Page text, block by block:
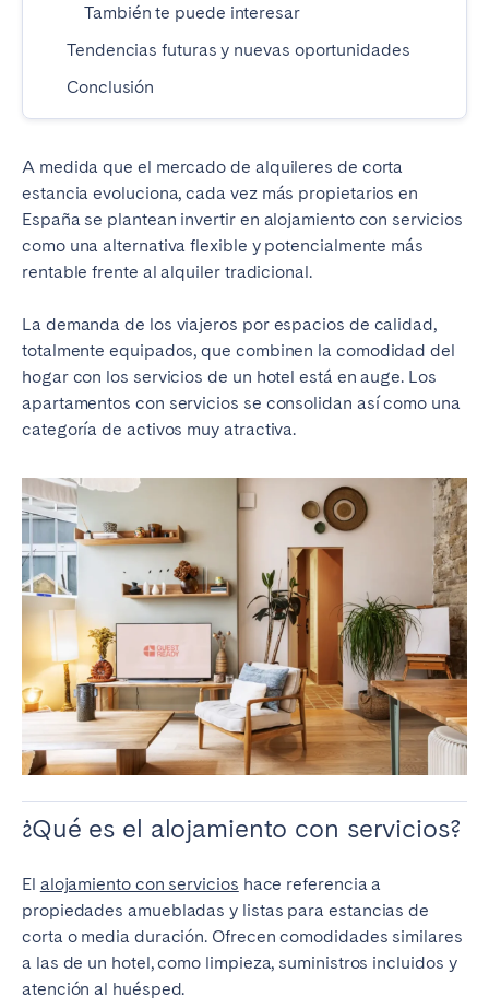
También te puede interesar
Tendencias futuras y nuevas oportunidades
Conclusión
A medida que el mercado de alquileres de corta
estancia evoluciona, cada vez más propietarios en
España se plantean invertir en alojamiento con servicios
como una alternativa flexible y potencialmente más
rentable frente al alquiler tradicional.
La demanda de los viajeros por espacios de calidad,
totalmente equipados, que combinen la comodidad del
hogar con los servicios de un hotel está en auge. Los
apartamentos con servicios se consolidan así como una
categoría de activos muy atractiva.
¿Qué es el alojamiento con servicios?
El alojamiento con servicios hace referencia a
propiedades amuebladas y listas para estancias de
corta o media duración. Ofrecen comodidades similares
a las de un hotel, como limpieza, suministros incluidos y
atención al huésped.
Córdoba
Granada
Huelva
CANARIAS
El Hierro
Fuerteventura
Gran Canaria
La Gomera
Tenerife
SWITZERLAND
Basel
Geneva
Lucerne
Zug
Zürich
UNITED ARAB EMIRATES
Dubai
UNITED KINGDOM
ENGLAND
Bristol
Liverpool
SCOTLAND
Edinburgh
WALES